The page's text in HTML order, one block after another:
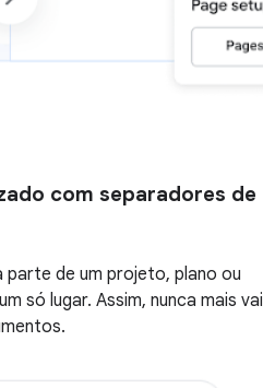
com separadores de
de um projeto, plano ou
só lugar. Assim, nunca mais vai